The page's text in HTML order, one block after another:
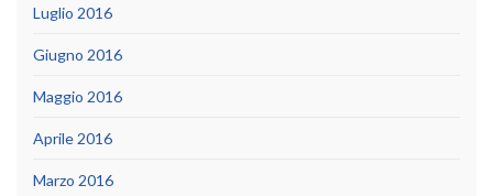
Luglio 2016
Giugno 2016
Maggio 2016
Aprile 2016
Marzo 2016